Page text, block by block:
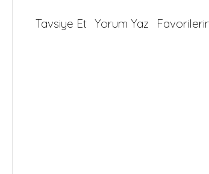
Tavsiye Et Yorum Yaz